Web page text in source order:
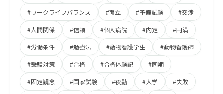
#ワークライフバランス #両立 #予備試験 #交渉
#人間関係 #信頼 #個人病院 #内定 #円満
#労働条件 #勉強法 #動物看護学生 #動物看護師
#受験対策 #合格 #合格体験記 #同期
#固定観念 #国家試験 #夜勤 #大学 #失敗